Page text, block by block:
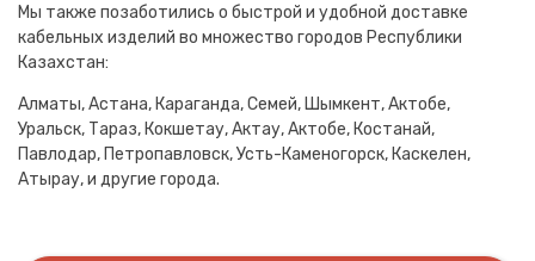
Мы также позаботились о быстрой и удобной доставке
кабельных изделий во множество городов Республики
Казахстан:
Алматы, Астана, Караганда, Семей, Шымкент, Актобе,
Уральск, Тараз, Кокшетау, Актау, Актобе, Костанай,
Павлодар, Петропавловск, Усть-Каменогорск, Каскелен,
Атырау, и другие города.